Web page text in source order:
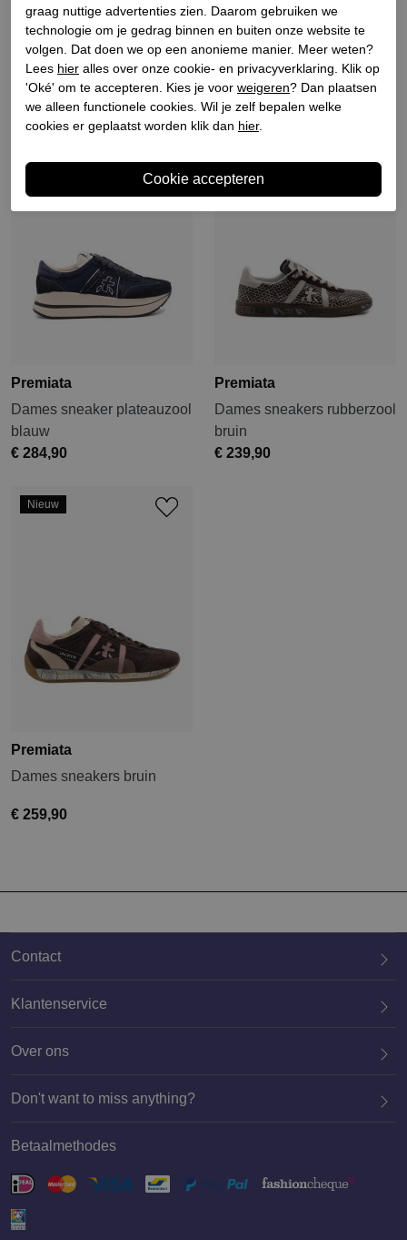
Premiata
Dames sneakers bruin
€ 284,90
Premiata
Dames instap sneakers
bruin
€ 294,90
Premiata
Dames sneaker plateauzool
blauw
€ 284,90
Premiata
Dames sneakers rubberzool
bruin
€ 239,90
Nieuw
Premiata
Dames sneakers bruin
€ 259,90
Contact
020 659 3444
Klantenservice
Over ons
Don't want to miss anything?
Betaalmethodes
graag nuttige advertenties zien. Daarom gebruiken we
technologie om je gedrag binnen en buiten onze website te
volgen. Dat doen we op een anonieme manier. Meer weten?
Lees hier alles over onze cookie- en privacyverklaring. Klik op
'Oké' om te accepteren. Kies je voor weigeren? Dan plaatsen
we alleen functionele cookies. Wil je zelf bepalen welke
cookies er geplaatst worden klik dan hier.